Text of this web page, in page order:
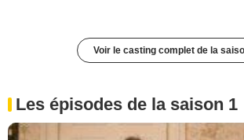
Voir le casting complet de la
Les épisodes de la saison 1